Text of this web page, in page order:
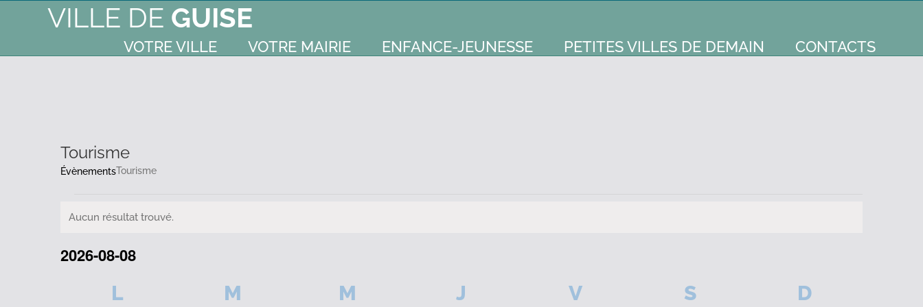
VILLE DE GUISE
VOTRE VILLE VOTRE MAIRIE ENFANCE-JEUNESSE PETITES VILLES DE DEMAIN CONTACTS
Tourisme
ÉvènementsTourisme
Évènements
Notice
Aucun résultat trouvé.
2026-08-08
Calendrier
L M M MERCREDIJ V VENDREDISSAMEDI D